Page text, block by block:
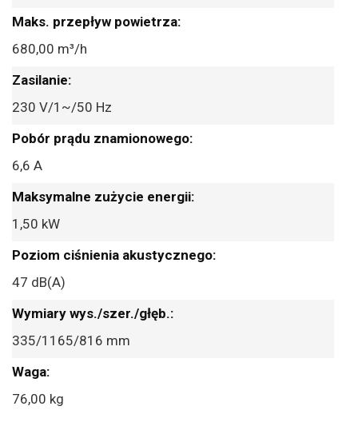
680,00 m³/h
230 V/1~/50 Hz
6,6 A
1,50 kW
47 dB(A)
335/1165/816 mm
76,00 kg